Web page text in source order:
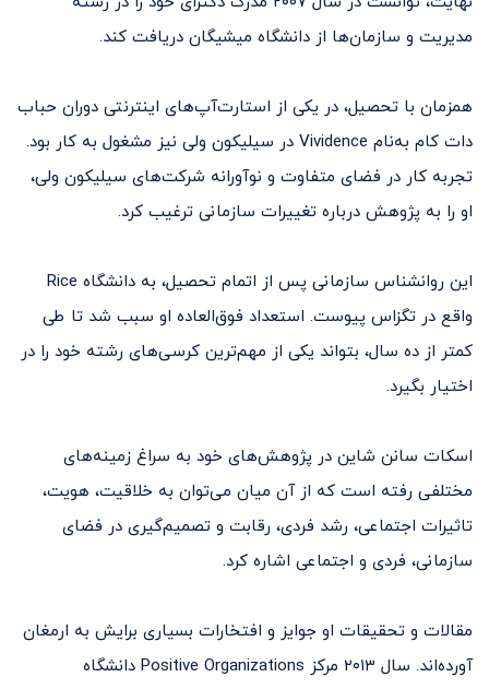
مدیریت و سازمان‌ها از دانشگاه میشیگان دریافت کند.
همزمان با تحصیل، در یکی از استارت‌آپ‌های اینترنتی دوران حباب
دات‌ کام به‌نام Vividence در سیلیکون ولی نیز مشغول به کار بود.
تجربه کار در فضای متفاوت و نوآورانه شرکت‌های سیلیکون ولی،
او را به پژوهش درباره تغییرات سازمانی ترغیب کرد.
این روانشناس سازمانی پس از اتمام تحصیل، به دانشگاه Rice
واقع در تگزاس پیوست. استعداد فوق‌العاده او سبب شد تا طی
کمتر از ده سال، بتواند یکی از مهم‌ترین کرسی‌های رشته خود را در
اختیار بگیرد.
اسکات سانن شاین در پژوهش‌های خود به سراغ زمینه‌های
مختلفی رفته است که از آن میان می‌توان به خلاقیت، هویت،
تاثیرات اجتماعی، رشد فردی، رقابت و تصمیم‌گیری در فضای
سازمانی، فردی و اجتماعی اشاره کرد.
مقالات و تحقیقات او جوایز و افتخارات بسیاری برایش به ارمغان
آورده‌اند. سال ۲۰۱۳ مرکز Positive Organizations دانشگاه